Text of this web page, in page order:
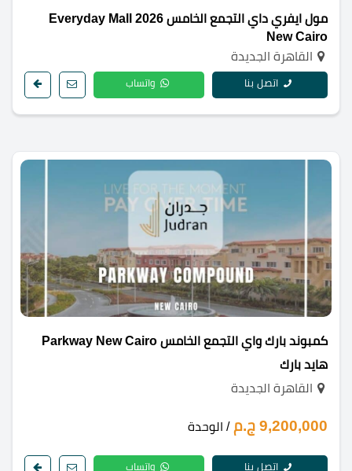
مول ايفري داي التجمع الخامس 2026 Everyday Mall
New Cairo
القاهرة الجديدة
اتصل بنا واتساب
كمبوند بارك واي التجمع الخامس Parkway New Cairo
هايد بارك
القاهرة الجديدة
9,200,000 ج.م / الوحدة
اتصل بنا واتساب